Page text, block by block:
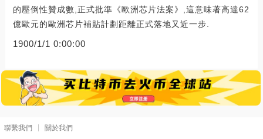
的壓倒性贊成數,正式批準《歐洲芯片法案》,這意味著高達62
億歐元的歐洲芯片補貼計劃距離正式落地又近一步.
1900/1/1 0:00:00
聯繫我們 關於我們